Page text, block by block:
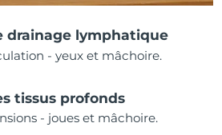
drainage lymphatique
- yeux et mâchoire.
tissus profonds
- joues et mâchoire.